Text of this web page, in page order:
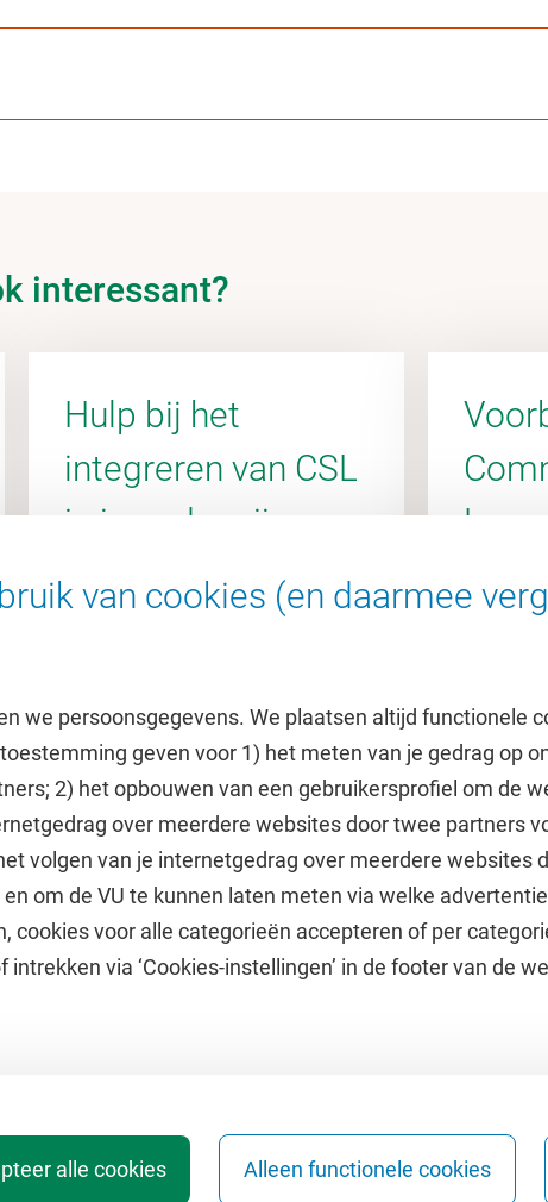
interessant?
Hulp bij het
integreren van CSL
in je onderwijs
van cookies (en daarmee
we persoonsgegevens. We plaatsen altijd functionele
geven voor 1) het meten van je gedrag op
2) het opbouwen van een gebruikersprofiel om de
over meerdere websites door twee partners
volgen van je internetgedrag over meerdere websites
om de VU te kunnen laten meten via welke
cookies voor alle categorieën accepteren of per
via ‘Cookies-instellingen’ in de footer van de
alle cookies Alleen functionele cookies
Uitgelicht
Doneer aan het VUfonds
VU Magazine